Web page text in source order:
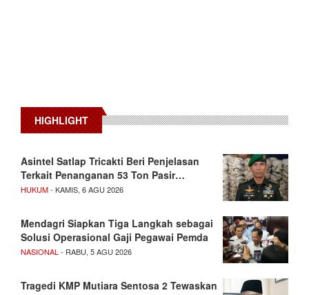
HIGHLIGHT
Asintel Satlap Tricakti Beri Penjelasan
Terkait Penanganan 53 Ton Pasir…
HUKUM- KAMIS, 6 AGU 2026
Mendagri Siapkan Tiga Langkah sebagai
Solusi Operasional Gaji Pegawai Pemda
NASIONAL - RABU, 5 AGU 2026
Tragedi KMP Mutiara Sentosa 2 Tewaskan